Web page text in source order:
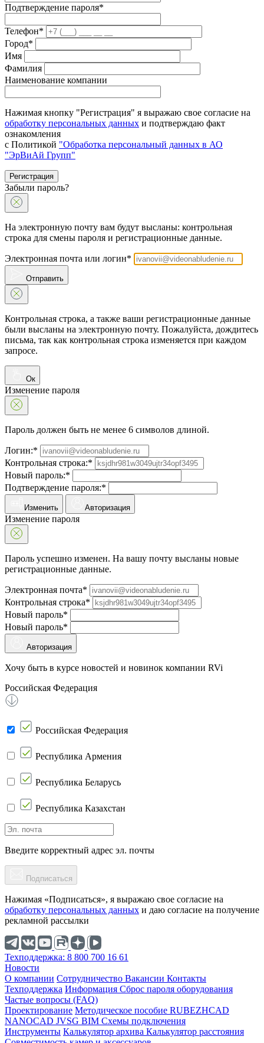
Подтверждение пароля*
Телефон*
Город*
Имя
Фамилия
Наименование компании
Нажимая кнопку "Регистрация" я выражаю свое согласие на
обработку персональных данных и подтверждаю факт
ознакомления
с Политикой "Обработка персональный данных в АО
"ЭрВиАй Групп"
Регистрация
Забыли пароль?
На электронную почту вам будут высланы: контрольная
строка для смены пароля и регистрационные данные.
Электронная почта или логин*
Отправить
Контрольная строка, а также ваши регистрационные данные
были высланы на электронную почту. Пожалуйста, дождитесь
письма, так как контрольная строка изменяется при каждом
запросе.
Ок
Изменение пароля
Пароль должен быть не менее 6 символов длиной.
Логин:*
Контрольная строка:*
Новый пароль:*
Подтверждение пароля:*
Изменить Авторизация
Изменение пароля
Пароль успешно изменен. На вашу почту высланы новые
регистрационные данные.
Электронная почта*
Контрольная строка*
Новый пароль*
Новый пароль*
Авторизация
Хочу быть в курсе новостей и новинок компании RVi
Российская Федерация
Российская Федерация
Республика Армения
Республика Беларусь
Республика Казахстан
Введите корректный адрес эл. почты
Подписаться
Нажимая «Подписаться», я выражаю свое согласие на
обработку персональных данных и даю согласие на получение
рекламной рассылки
Техподдержка: 8 800 700 16 61
Новости
О компании Cотрудничество Вакансии Контакты
Техподдержка Информация Сброс пароля оборудования
Частые вопросы (FAQ)
Проектирование Методическое пособие RUBEZHCAD
NANOCAD JVSG BIM Схемы подключения
Инструменты Калькулятор архива Калькулятор расстояния